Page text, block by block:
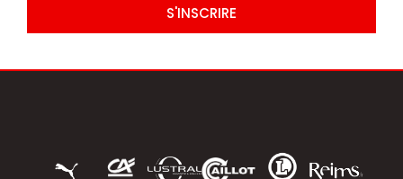
S'INSCRIRE